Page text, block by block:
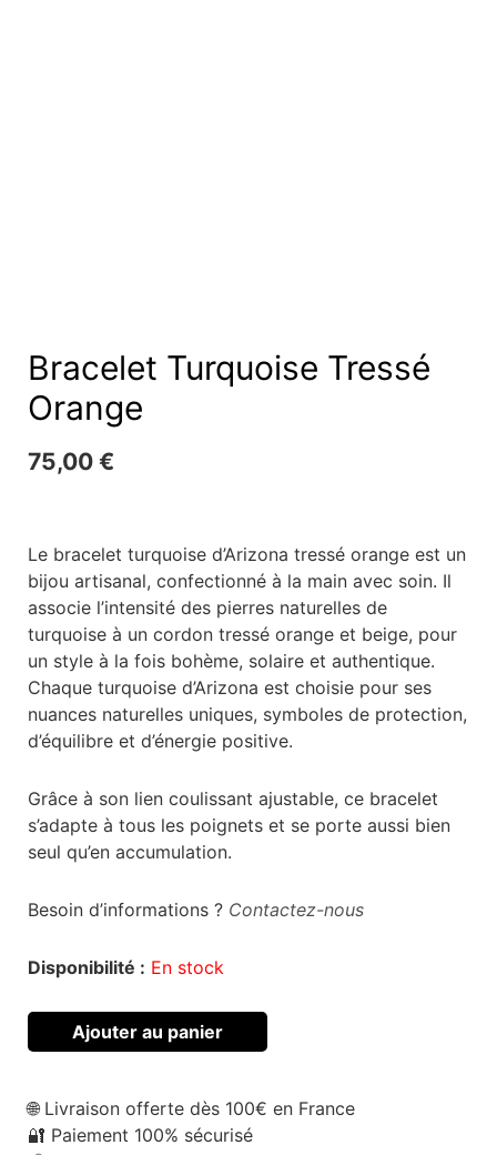
Bracelet Turquoise Tressé
Orange
75,00 €
Le bracelet turquoise d’Arizona tressé orange est un
bijou artisanal, confectionné à la main avec soin. Il
associe l’intensité des pierres naturelles de
turquoise à un cordon tressé orange et beige, pour
un style à la fois bohème, solaire et authentique.
Chaque turquoise d’Arizona est choisie pour ses
nuances naturelles uniques, symboles de protection,
d’équilibre et d’énergie positive.
Grâce à son lien coulissant ajustable, ce bracelet
s’adapte à tous les poignets et se porte aussi bien
seul qu’en accumulation.
Besoin d’informations ? Contactez-nous
Disponibilité : En stock
Ajouter au panier
🌐 Livraison offerte dès 100€ en France
🔐 Paiement 100% sécurisé